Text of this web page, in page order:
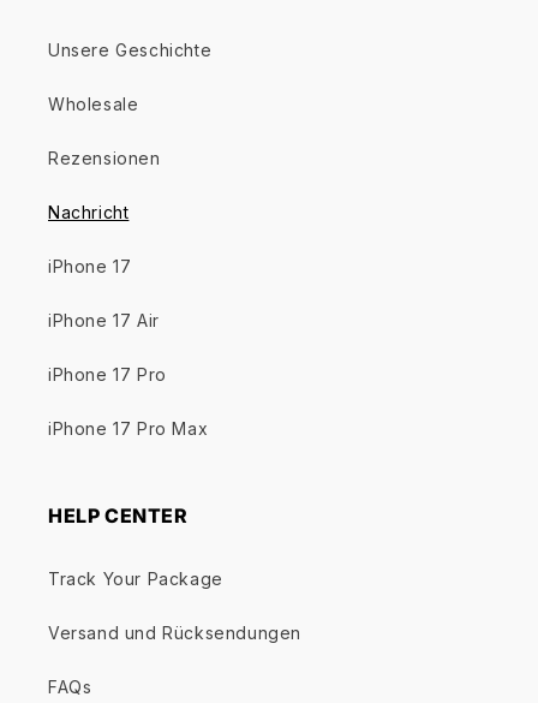
Unsere Geschichte
Wholesale
Rezensionen
Nachricht
iPhone 17
iPhone 17 Air
iPhone 17 Pro
iPhone 17 Pro Max
HELP CENTER
Track Your Package
Versand und Rücksendungen
FAQs